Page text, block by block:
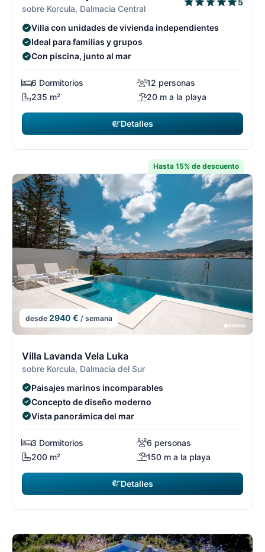
sobre Korcula, Dalmacia Central
Villa con unidades de vivienda independientes
Ideal para familias y grupos
Con piscina, junto al mar
6 Dormitorios
12 personas
235 m²
20 m a la playa
Detalles
Hasta 15% de descuento
desde 2940 € / semana
Villa Lavanda Vela Luka
sobre Korcula, Dalmacia del Sur
Paisajes marinos incomparables
Concepto de diseño moderno
Vista panorámica del mar
3 Dormitorios
6 personas
200 m²
150 m a la playa
Detalles